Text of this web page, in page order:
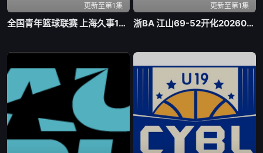
更新至第1集
全国青年篮球联赛 上海久事100-74浙江稠州银行20260803
更新至第1集
浙BA 江山69-52开化20260803